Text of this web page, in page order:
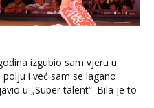
izgubio sam vjeru u
i već sam se lagano
u „Super talent“. Bila je to